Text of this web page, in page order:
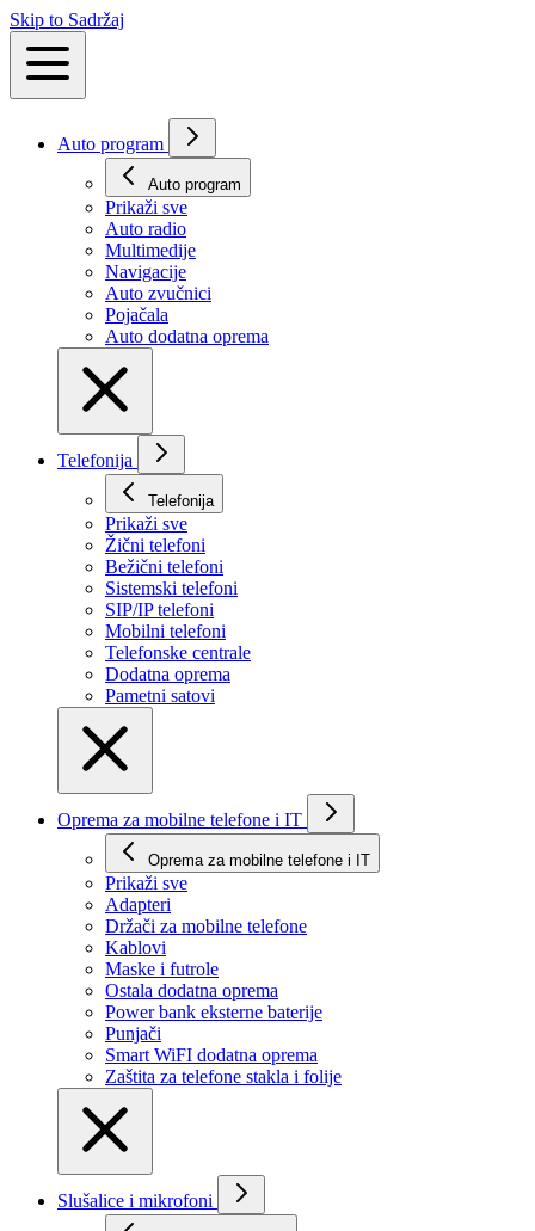
Skip to Sadržaj
Auto program
Auto program
Prikaži svе
Auto radio
Multimedije
Navigacije
Auto zvučnici
Pojačala
Auto dodatna oprema
Telefonija
Telefonija
Prikaži svе
Žični telefoni
Bežični telefoni
Sistemski telefoni
SIP/IP telefoni
Mobilni telefoni
Telefonske centrale
Dodatna oprema
Pametni satovi
Oprema za mobilne telefone i IT
Oprema za mobilne telefone i IT
Prikaži svе
Adapteri
Držači za mobilne telefone
Kablovi
Maske i futrole
Ostala dodatna oprema
Power bank eksterne baterije
Punjači
Smart WiFI dodatna oprema
Zaštita za telefone stakla i folije
Slušalice i mikrofoni